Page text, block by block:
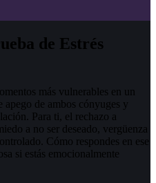
de Estrés
más vulnerables en un
de ambos cónyuges y
Para ti, el rechazo a
a no ser deseado, vergüenza
Cómo respondes en ese
si estás emocionalmente